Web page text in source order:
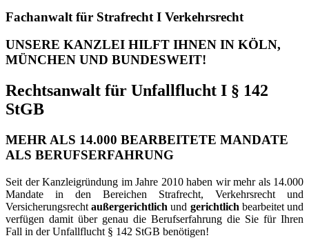
Fachanwalt für Strafrecht I Verkehrsrecht
UNSERE KANZLEI HILFT IHNEN IN KÖLN,
MÜNCHEN UND BUNDESWEIT!
Rechtsanwalt für Unfallflucht I § 142
StGB
MEHR ALS 14.000 BEARBEITETE MANDATE
ALS BERUFSERFAHRUNG
Seit der Kanzleigründung im Jahre 2010 haben wir mehr als 14.000
Mandate in den Bereichen Strafrecht, Verkehrsrecht und
Versicherungsrechtaußergerichtlich und gerichtlich bearbeitet und
verfügen damit über genau die Berufserfahrung die Sie für Ihren
Fall in der Unfallflucht § 142 StGB benötigen!